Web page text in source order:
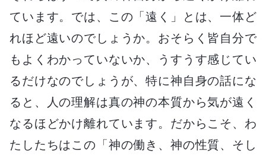
ています。では、この「遠く」とは、一体ど
れほど遠いのでしょうか。おそらく皆自分で
もよくわかっていないか、うすうす感じてい
るだけなのでしょうが、特に神自身の話にな
ると、人の理解は真の神の本質から気が遠く
なるほどかけ離れています。だからこそ、わ
たしたちはこの「神の働き、神の性質、そし